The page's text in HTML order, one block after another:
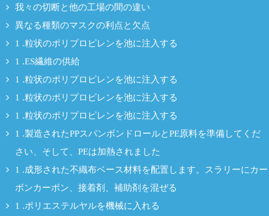
我々の切断と他の工場の間の違い
異なる種類のマスクの利点と欠点
1 .粒状のポリプロピレンを池に注入する
1 .ES繊維の供給
1 .粒状のポリプロピレンを池に注入する
1 .粒状のポリプロピレンを池に注入する
1 .粒状のポリプロピレンを池に注入する
1 .製造されたPPスパンボンドロールとPE原料を準備してくだ
さい、そして、PEは加熱されました
1 .成形された不織布ベース材料を配置します。スラリーにカー
ボンカーボン、接着剤、補助剤を混ぜる
1 .ポリエステルヤルを機械に入れる